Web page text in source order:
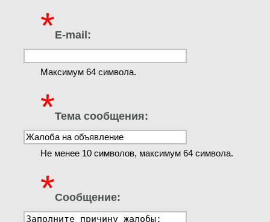
*E-mail:
Максимум 64 символа.
*Тема сообщения:
Не менее 10 символов, максимум 64 символа.
*Сообщение: